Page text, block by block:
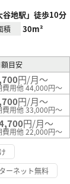
谷地駅」徒歩10分
積 30m²
額目安
円/月～
費用他 44,000円～
円/月～
費用他 33,000円～
円/月～
費用他 22,000円～
ーネット無料